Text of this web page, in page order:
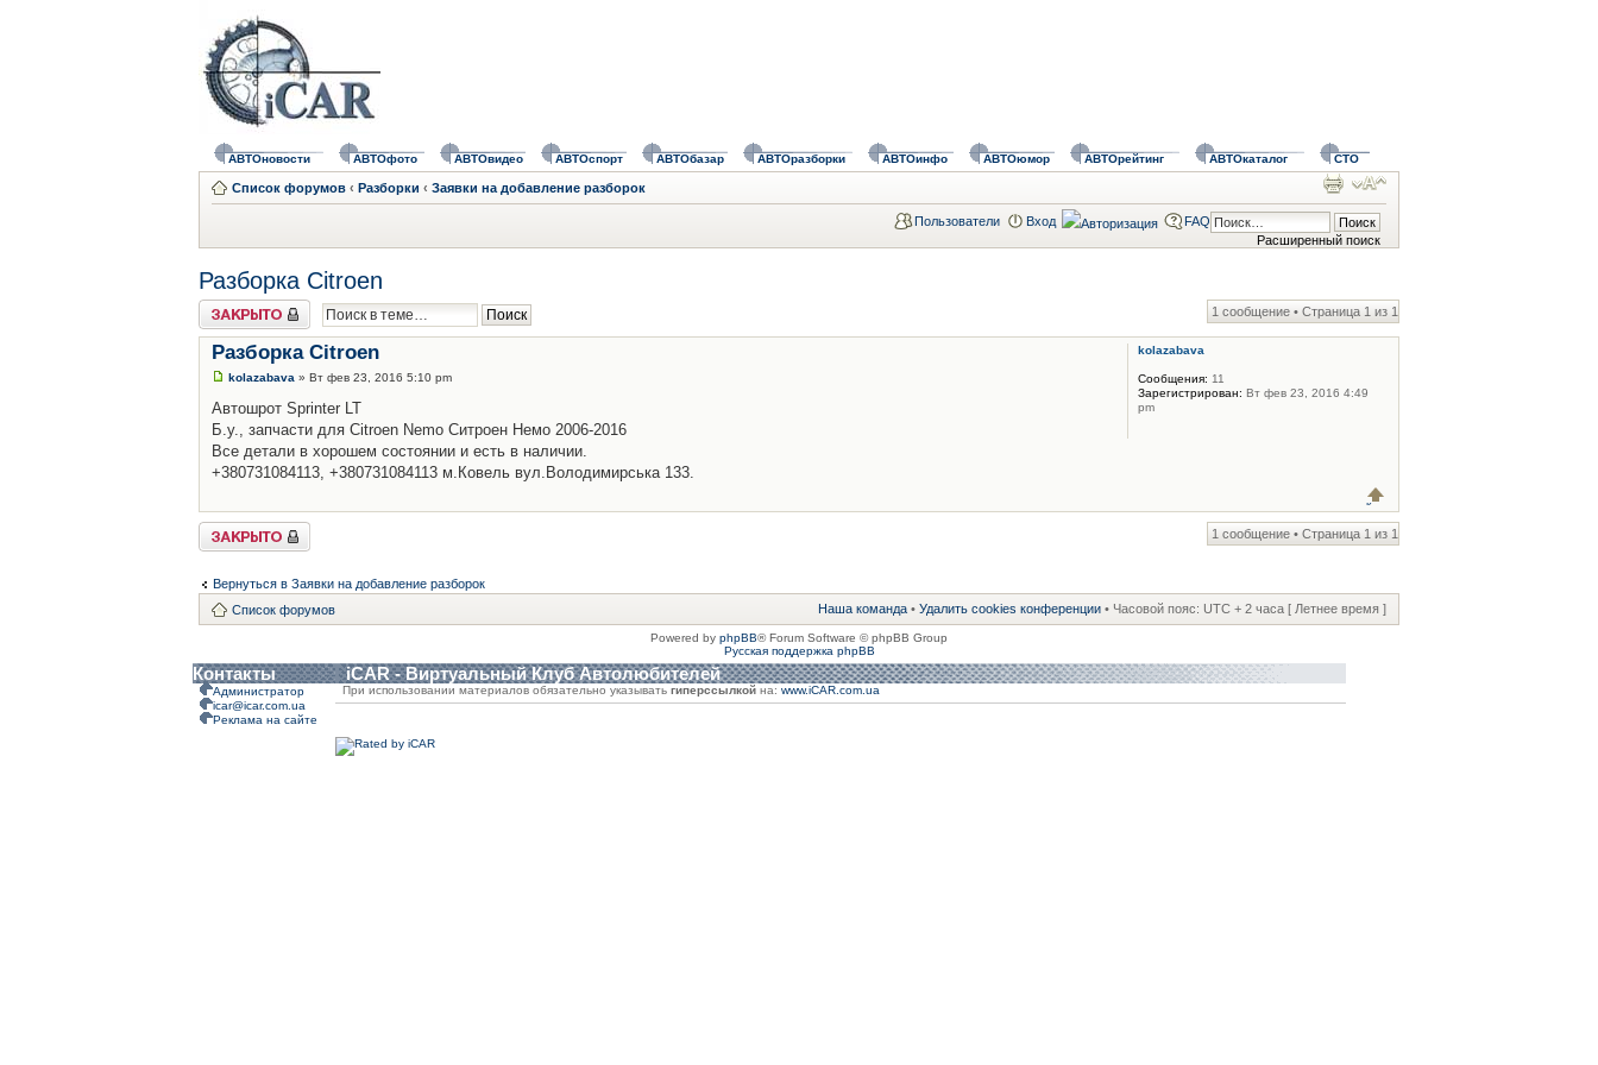
АВТОновости АВТОфото АВТОвидео АВТОспорт АВТОбазар АВТОразборки АВТОинфо АВТОюмор АВТОрейтинг АВТОкаталог СТО
Список форумов ‹ Разборки ‹ Заявки на добавление разборок
Расширенный поиск
Пользователи Вход FAQ
Разборка Citroen
Закрыто 1 сообщение • Страница 1 из 1
Разборка Citroen
kolazabava » Вт фев 23, 2016 5:10 pm
Автошрот Sprinter LT
Б.у., запчасти для Citroen Nemo Ситроен Немо 2006-2016
Все детали в хорошем состоянии и есть в наличии.
+380731084113, +380731084113 м.Ковель вул.Володимирська 133.
kolazabava
Сообщения: 11
Зарегистрирован: Вт фев 23, 2016 4:49
pm
Закрыто 1 сообщение • Страница 1 из 1
Вернуться в Заявки на добавление разборок
Список форумов
Наша команда • Удалить cookies конференции • Часовой пояс: UTC + 2 часа [ Летнее время ]
Powered by phpBB® Forum Software © phpBB Group
Русская поддержка phpBB
Контакты iCAR - Виртуальный Клуб Автолюбителей
Администратор
icar@icar.com.ua
Реклама на сайте
При использовании материалов обязательно указывать гиперссылкой на: www.iCAR.com.ua